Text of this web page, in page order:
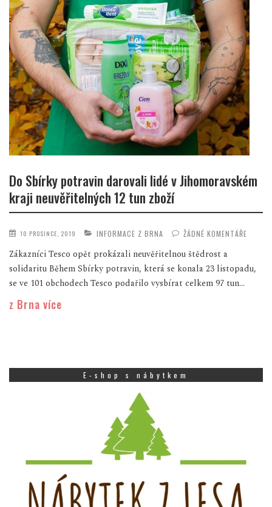
Do Sbírky potravin darovali lidé v Jihomoravském
kraji neuvěřitelných 12 tun zboží
10 PROSINCE, 2019 INFORMACE Z BRNA ŽÁDNÉ KOMENTÁŘE
Zákazníci Tesco opět prokázali neuvěřitelnou štědrost a
solidaritu Během Sbírky potravin, která se konala 23 listopadu,
se ve 101 obchodech Tesco podařilo vysbírat celkem 97 tun...
z Brna více
E-shop s nábytkem